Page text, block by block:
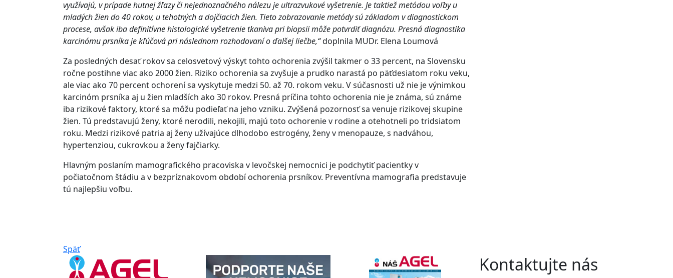
využívajú, v prípade hutnej žľazy či nejednoznačného nálezu je ultrazvukové vyšetrenie. Je taktiež metódou voľby u
mladých žien do 40 rokov, u tehotných a dojčiacich žien. Tieto zobrazovanie metódy sú základom v diagnostickom
procese, avšak iba definitívne histologické vyšetrenie tkaniva pri biopsii môže potvrdiť diagnózu. Presná diagnostika
karcinómu prsníka je kľúčová pri následnom rozhodovaní o ďalšej liečbe,“doplnila MUDr. Elena Loumová
Za posledných desať rokov sa celosvetový výskyt tohto ochorenia zvýšil takmer o 33 percent, na Slovensku
ročne postihne viac ako 2000 žien. Riziko ochorenia sa zvyšuje a prudko narastá po päťdesiatom roku veku,
ale viac ako 70 percent ochorení sa vyskytuje medzi 50. až 70. rokom veku. V súčasnosti už nie je výnimkou
karcinóm prsníka aj u žien mladších ako 30 rokov. Presná príčina tohto ochorenia nie je známa, sú známe
iba rizikové faktory, ktoré sa môžu podieľať na jeho vzniku. Zvýšená pozornosť sa venuje rizikovej skupine
žien. Tú predstavujú ženy, ktoré nerodili, nekojili, majú toto ochorenie v rodine a otehotneli po tridsiatom
roku. Medzi rizikové patria aj ženy užívajúce dlhodobo estrogény, ženy v menopauze, s nadváhou,
hypertenziou, cukrovkou a ženy fajčiarky.
Hlavným poslaním mamografického pracoviska v levočskej nemocnici je podchytiť pacientky v
počiatočnom štádiu a v bezpríznakovom období ochorenia prsníkov. Preventívna mamografia predstavuje
tú najlepšiu voľbu.
Späť
Kontaktujte nás